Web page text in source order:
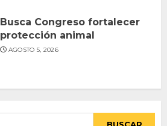
Busca Congreso fortalecer
protección animal
AGOSTO 5, 2026